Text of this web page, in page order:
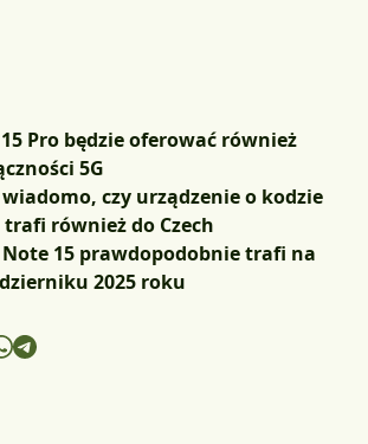
Pro będzie oferować również
5G
czy urządzenie o kodzie
trafi również do Czech
Note 15 prawdopodobnie trafi na
2025 roku